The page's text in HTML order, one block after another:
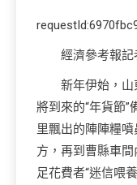
經濟參考報
新年伊始，
將到來的“年貨節”
里飄出的陣陣糧
方，再到曹縣車
足花費者“迷信喂